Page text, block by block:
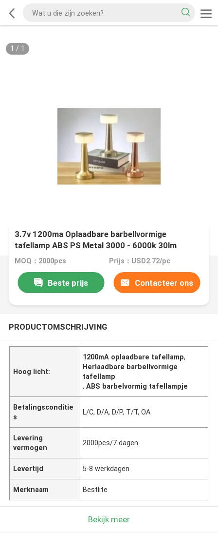
1 / 1
3.7v 1200ma Oplaadbare barbellvormige
tafellamp ABS PS Metal 3000 - 6000k 30lm
MOQ：2000pcs Prijs：USD2.72/pc
Beste prijs Contacteer ons
PRODUCTOMSCHRIJVING
Hoog licht:
1200mA oplaadbare tafellamp,
Herlaadbare barbellvormige
tafellamp
,ABS barbelvormig tafellampje
Betalingsconditie
s
L/C, D/A, D/P, T/T, OA
Levering
vermogen
2000pcs/7 dagen
Levertijd 5-8 werkdagen
Merknaam Bestlite
Bekijk meer